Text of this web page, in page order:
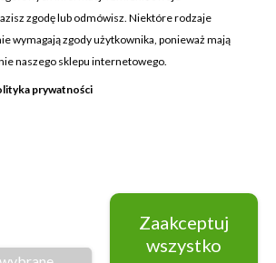
zgodę lub odmówisz. Niektóre rodzaje
wymagają zgody użytkownika, ponieważ mają
naszego sklepu internetowego.
prywatności
Wymagane pliki cookie oraz cookie
HttpOnly. Pliki cookie wymagane do
przeglądania witryny i korzystania z jej
Zaakceptuj
wszystko